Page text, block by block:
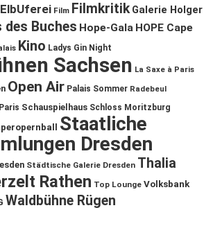
ElbUferei Film Filmkritik Galerie Holger
des Buches Hope-Gala HOPE Cape
Kino Ladys Gin Night
Sachsen La Saxe à Paris
Open Air Palais Sommer Radebeul
Schauspielhaus Schloss Moritzburg
Staatliche
Dresden
Städtische Galerie Dresden Thalia
Rathen Top Lounge Volksbank
Waldbühne Rügen